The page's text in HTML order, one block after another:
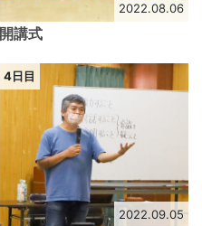
2022.08.06
開講式
4日目
2022.09.05